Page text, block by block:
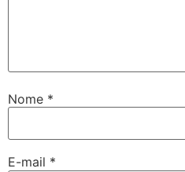
Nome *
E-mail *